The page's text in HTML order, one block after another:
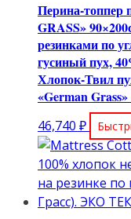
Перина-топпер
GRASS»
резинками по
гусиный пух,
Хлопок-Твил
«German
46,740 ₽